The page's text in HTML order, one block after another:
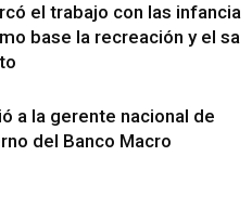
el trabajo con las infancias
base la recreación y el
a la gerente nacional de
del Banco Macro